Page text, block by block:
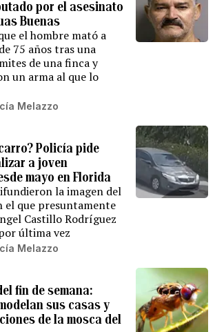
por el asesinato
Buenas
el hombre mató a
75 años tras una
de una finca y
un arma al que lo
Melazzo
Policía pide
a joven
mayo en Florida
la imagen del
el que presuntamente
Castillo Rodríguez
última vez
Melazzo
fin de semana:
sus casas y
de la mosca del